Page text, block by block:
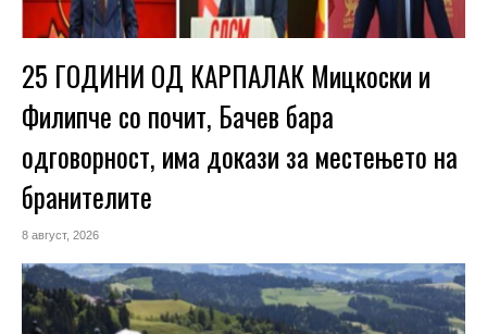
25 ГОДИНИ ОД КАРПАЛАК Мицкоски и
Филипче со почит, Бачев бара
одговорност, има докази за местењето на
бранителите
8 август, 2026